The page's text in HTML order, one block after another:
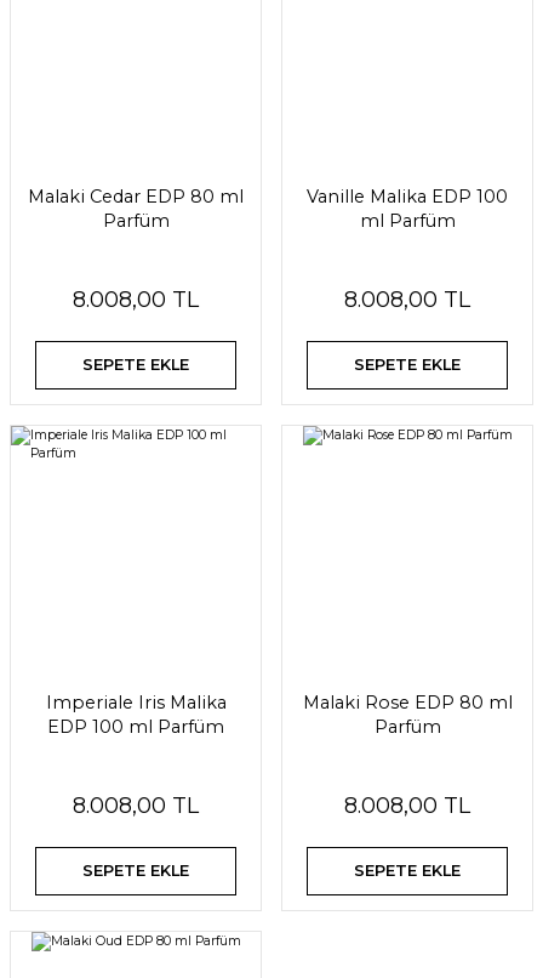
Malaki Cedar EDP 80 ml
Parfüm
8.008,00 TL
SEPETE EKLE
Vanille Malika EDP 100
ml Parfüm
8.008,00 TL
SEPETE EKLE
Imperiale Iris Malika
EDP 100 ml Parfüm
8.008,00 TL
SEPETE EKLE
Malaki Rose EDP 80 ml
Parfüm
8.008,00 TL
SEPETE EKLE